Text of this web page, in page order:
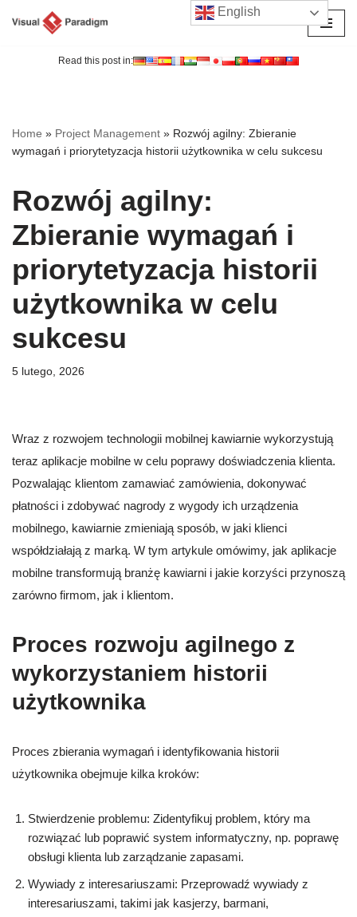
Read this post in:
Home » Project Management » Rozwój agilny: Zbieranie
wymagań i priorytetyzacja historii użytkownika w celu sukcesu
Rozwój agilny:
Zbieranie wymagań i
priorytetyzacja historii
użytkownika w celu
sukcesu
5 lutego, 2026
Wraz z rozwojem technologii mobilnej kawiarnie wykorzystują
teraz aplikacje mobilne w celu poprawy doświadczenia klienta.
Pozwalając klientom zamawiać zamówienia, dokonywać
płatności i zdobywać nagrody z wygody ich urządzenia
mobilnego, kawiarnie zmieniają sposób, w jaki klienci
współdziałają z marką. W tym artykule omówimy, jak aplikacje
mobilne transformują branżę kawiarni i jakie korzyści przynoszą
zarówno firmom, jak i klientom.
Proces rozwoju agilnego z
wykorzystaniem historii
użytkownika
Proces zbierania wymagań i identyfikowania historii
użytkownika obejmuje kilka kroków:
Stwierdzenie problemu: Zidentyfikuj problem, który ma
rozwiązać lub poprawić system informatyczny, np. poprawę
obsługi klienta lub zarządzanie zapasami.
Wywiady z interesariuszami: Przeprowadź wywiady z
interesariuszami, takimi jak kasjerzy, barmani,
English